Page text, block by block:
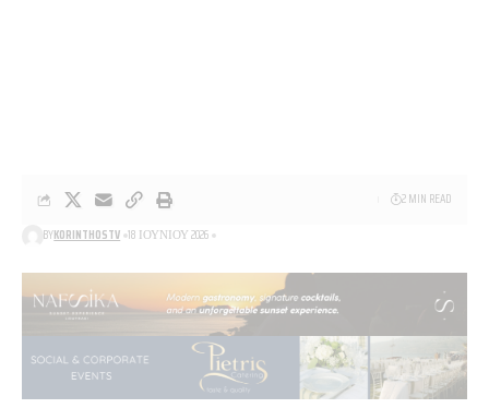
BYKORINTHOSTV 18 ΙΟΥΝΊΟΥ 2026
2 MIN READ